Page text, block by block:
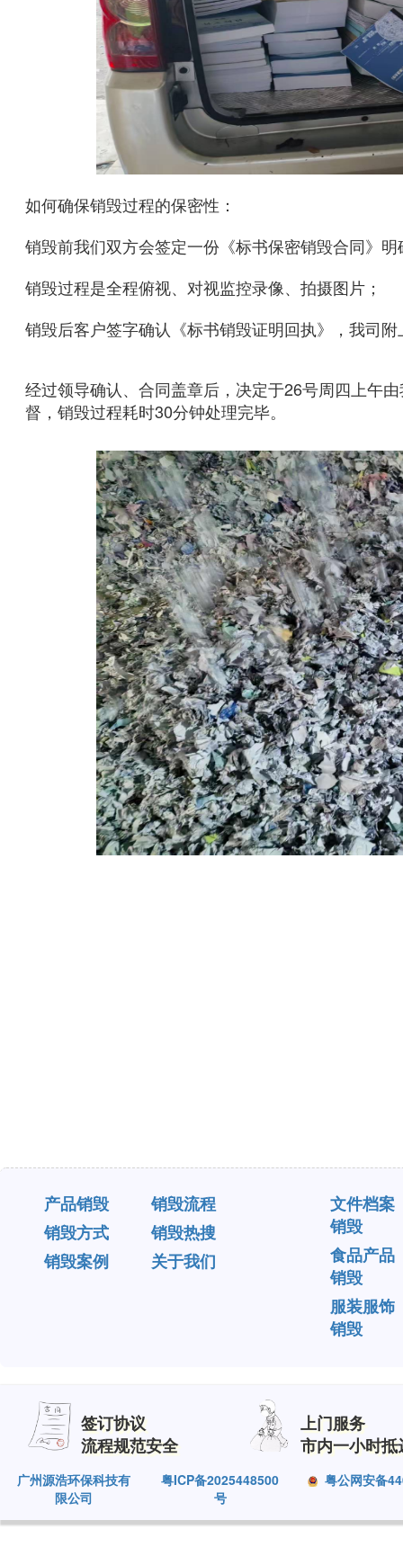
如何确保销毁过程的保密性：
销毁前我们双方会签定一份《标书保密销毁合同》
销毁过程是全程俯视、对视监控录像、拍摄图片；
销毁后客户签字确认《标书销毁证明回执》，我司
经过领导确认、合同盖章后，决定于26号周四上午
督，销毁过程耗时30分钟处理完毕。
产品销毁
销毁流程
销毁方式
销毁热搜
销毁案例
关于我们
文件档案
销毁
食品产品
销毁
服装服饰
销毁
签订协议
流程规范安全
上门服务
市内一小时抵
广州源浩环保科技有
限公司
粤ICP备2025448500
号
粤公网安备